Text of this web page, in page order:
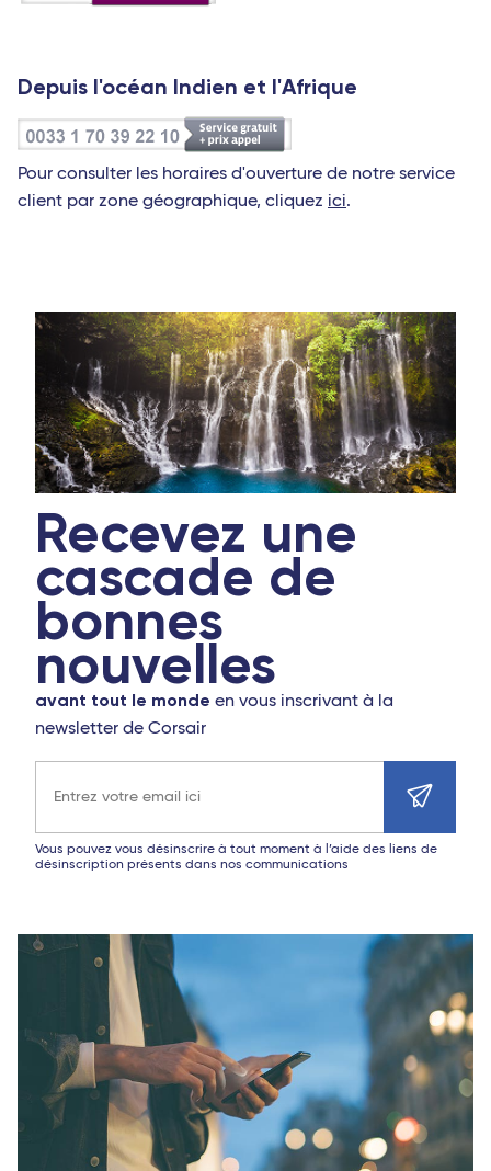
Depuis l'océan Indien et l'Afrique
Pour consulter les horaires d'ouverture de notre service
client par zone géographique, cliquez ici.
Recevez une
cascade de
bonnes
nouvelles
avant tout le monde en vous inscrivant à la
newsletter de Corsair
Vous pouvez vous désinscrire à tout moment à l’aide des liens de
désinscription présents dans nos communications